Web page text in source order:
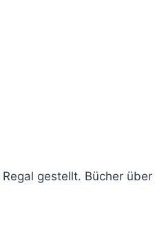
gestellt. Bücher über